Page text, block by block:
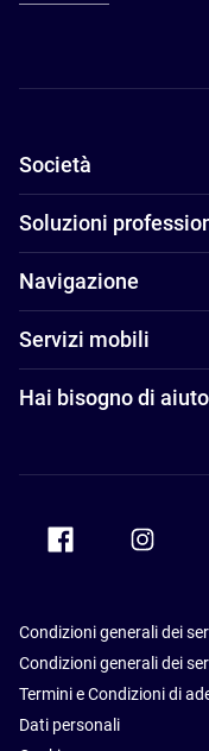
Società
Soluzioni
Navigazione
Servizi mobili
Hai bisogno di
Accor Facebook
Condizioni generali dei
Condizioni generali dei
Termini e Condizioni di
Dati personali